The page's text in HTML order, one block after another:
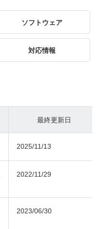
ソフトウェア
対応情報
最終更新日
2025/11/13
2022/11/29
2023/06/30